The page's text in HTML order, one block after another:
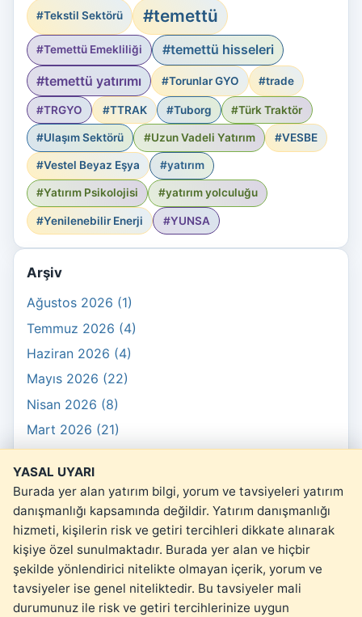
#Tekstil Sektörü #temettü
#Temettü Emekliliği
#temettü hisseleri
#temettü yatırımı
#Torunlar GYO #trade
#TRGYO #TTRAK #Tuborg #Türk Traktör
#Ulaşım Sektörü #Uzun Vadeli Yatırım #VESBE
#Vestel Beyaz Eşya #yatırım
#Yatırım Psikolojisi #yatırım yolculuğu
#Yenilenebilir Enerji #YUNSA
Arşiv
Ağustos 2026 (1)
Temmuz 2026 (4)
Haziran 2026 (4)
Mayıs 2026 (22)
Nisan 2026 (8)
Mart 2026 (21)
Şubat 2026 (10)
Ocak 2026 (3)
Yasal Uyarı
YASAL UYARI
Burada yer alan yatırım bilgi, yorum ve tavsiyeleri yatırım
danışmanlığı kapsamında değildir. Yatırım danışmanlığı
hizmeti, kişilerin risk ve getiri tercihleri dikkate alınarak
kişiye özel sunulmaktadır. Burada yer alan ve hiçbir
şekilde yönlendirici nitelikte olmayan içerik, yorum ve
tavsiyeler ise genel niteliktedir. Bu tavsiyeler mali
durumunuz ile risk ve getiri tercihlerinize uygun
© 2026 kartopu.money